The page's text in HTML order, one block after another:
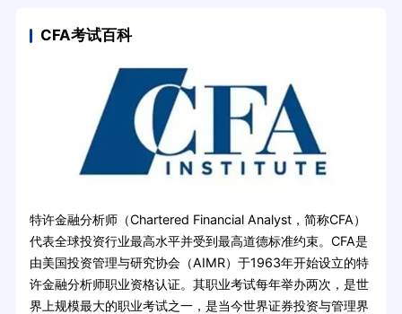
CFA考试百科
特许金融分析师（Chartered Financial Analyst，简称CFA）
代表全球投资行业最高水平并受到最高道德标准约束。CFA是
由美国投资管理与研究协会（AIMR）于1963年开始设立的特
许金融分析师职业资格认证。其职业考试每年举办两次，是世
界上规模最大的职业考试之一，是当今世界证券投资与管理界